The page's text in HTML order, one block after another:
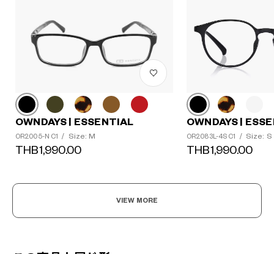
OWNDAYS | ESSENTIAL
OR2005-N C1 / Size: M
THB1,990.00
OWNDAYS |
OR2083L-4S C1 / Size: S
THB1,990.00
VIEW MORE